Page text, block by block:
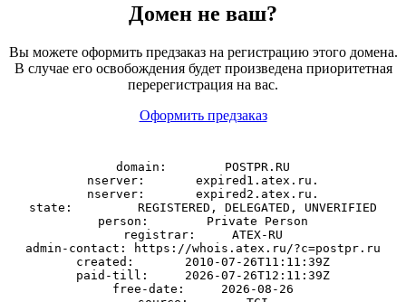
Домен не ваш?
Вы можете оформить предзаказ на регистрацию этого домена.
В случае его освобождения будет произведена приоритетная
перерегистрация на вас.
Оформить предзаказ
domain:        POSTPR.RU
nserver:       expired1.atex.ru.
nserver:       expired2.atex.ru.
state:         REGISTERED, DELEGATED, UNVERIFIED
person:        Private Person
registrar:     ATEX-RU
admin-contact: https://whois.atex.ru/?c=postpr.ru
created:       2010-07-26T11:11:39Z
paid-till:     2026-07-26T12:11:39Z
free-date:     2026-08-26